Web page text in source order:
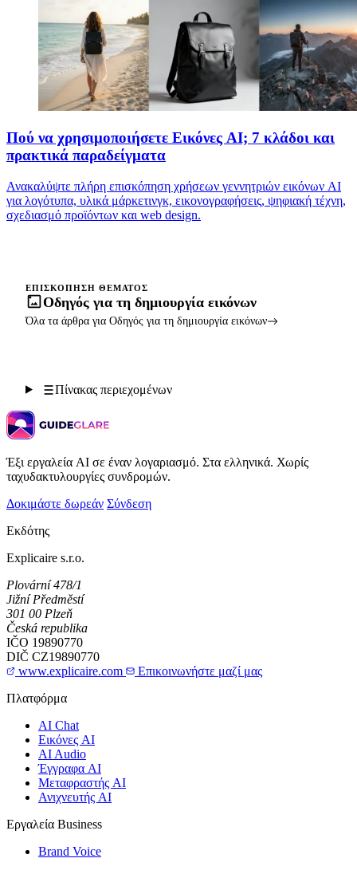
Πού να χρησιμοποιήσετε Εικόνες AI; 7 κλάδοι και
πρακτικά παραδείγματα
Ανακαλύψτε πλήρη επισκόπηση χρήσεων γεννητριών εικόνων AI
για λογότυπα, υλικά μάρκετινγκ, εικονογραφήσεις, ψηφιακή τέχνη,
σχεδιασμό προϊόντων και web design.
ΕΠΙΣΚΌΠΗΣΗ ΘΈΜΑΤΟΣ
Οδηγός για τη δημιουργία εικόνων
Όλα τα άρθρα για Οδηγός για τη δημιουργία εικόνων
Πίνακας περιεχομένων
Έξι εργαλεία AI σε έναν λογαριασμό. Στα ελληνικά. Χωρίς
ταχυδακτυλουργίες συνδρομών.
Δοκιμάστε δωρεάν Σύνδεση
Εκδότης
Explicaire s.r.o.
Plovární 478/1
Jižní Předměstí
301 00 Plzeň
Česká republika
IČO 19890770
DIČ CZ19890770
www.explicaire.com
Επικοινωνήστε μαζί μας
Πλατφόρμα
AI Chat
Εικόνες AI
AI Audio
Έγγραφα AI
Μεταφραστής AI
Ανιχνευτής AI
Εργαλεία Business
Brand Voice